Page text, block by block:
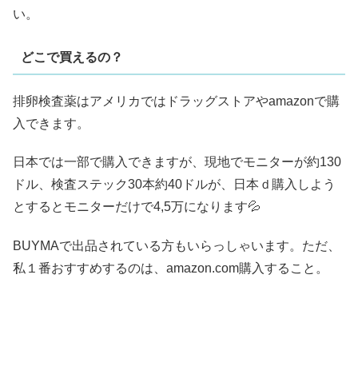
い。
どこで買えるの？
排卵検査薬はアメリカではドラッグストアやamazonで購
入できます。
日本では一部で購入できますが、現地でモニターが約130
ドル、検査ステック30本約40ドルが、日本ｄ購入しよう
とするとモニターだけで4,5万になります💦
BUYMAで出品されている方もいらっしゃいます。ただ、
私１番おすすめするのは、amazon.com購入すること。